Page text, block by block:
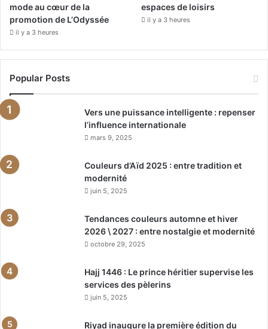
mode au cœur de la
promotion de L’Odyssée
il y a 3 heures
espaces de loisirs
il y a 3 heures
Popular Posts
Vers une puissance intelligente : repenser
l’influence internationale
mars 9, 2025
Couleurs d’Aïd 2025 : entre tradition et
modernité
juin 5, 2025
Tendances couleurs automne et hiver
2026 \ 2027 : entre nostalgie et modernité
octobre 29, 2025
Hajj 1446 : Le prince héritier supervise les
services des pèlerins
juin 5, 2025
Riyad inaugure la première édition du